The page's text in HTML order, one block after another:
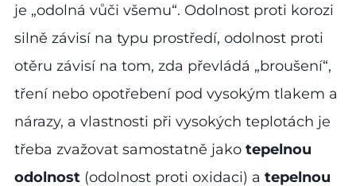
je „odolná vůči všemu“. Odolnost proti korozi
silně závisí na typu prostředí, odolnost proti
otěru závisí na tom, zda převládá „broušení“,
tření nebo opotřebení pod vysokým tlakem a
nárazy, a vlastnosti při vysokých teplotách je
třeba zvažovat samostatně jako tepelnou
odolnost (odolnost proti oxidaci) a tepelnou